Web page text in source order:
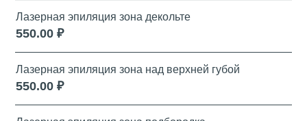
Лазерная эпиляция зона декольте
550.00 ₽
Лазерная эпиляция зона над верхней губой
550.00 ₽